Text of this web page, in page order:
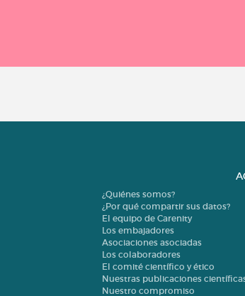
¿Quiénes somos?
¿Por qué compartir sus datos?
El equipo de Carenity
Los embajadores
Asociaciones asociadas
Los colaboradores
El comité científico y ético
Nuestras publicaciones
Nuestro compromiso